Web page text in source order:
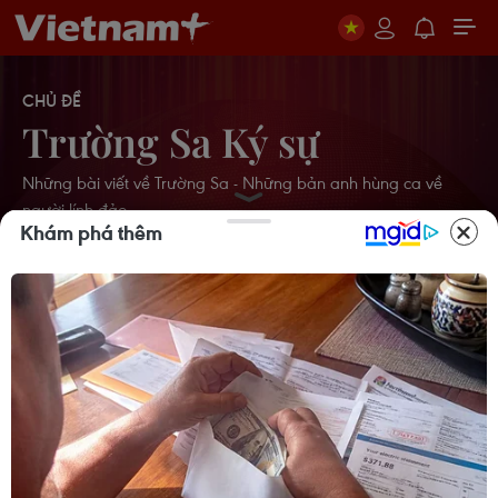
CHỦ ĐỀ
Trường Sa Ký sự
Những bài viết về Trường Sa - Những bản anh hùng ca về
người lính đảo
Hơn 200 đại biểu đến thăm Trường
Sa và nhà giàn DK I/21
17/04/2026 02:50
Vùng 4 Hải quân triển lãm loạt ảnh
Khám phá thêm